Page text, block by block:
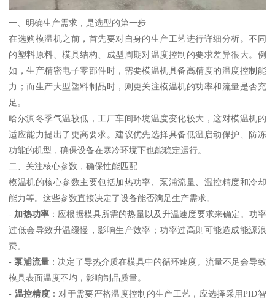
一、明确生产需求，是选型的第一步
在选购模温机之前，首先要对自身的生产工艺进行详细分析。不同
的塑料原料、模具结构、成型周期对温度控制的要求差异很大。例
如，生产精密电子零部件时，需要模温机具备高精度的温度控制能
力；而生产大型塑料制品时，则更关注模温机的功率和流量是否充
足。
哈尔滨冬季气温较低，工厂车间环境温度变化较大，这对模温机的
适应能力提出了更高要求。建议优先选择具备低温启动保护、防冻
功能的机型，确保设备在寒冷环境下也能稳定运行。
二、关注核心参数，确保性能匹配
模温机的核心参数主要包括加热功率、泵浦流量、温控精度和冷却
能力等。这些参数直接决定了设备能否满足生产需求。
- 加热功率 ：应根据模具所需的热量以及升温速度要求来确定。功率
过低会导致升温缓慢，影响生产效率；功率过高则可能造成能源浪
费。
-泵浦流量 ：决定了导热介质在模具中的循环速度。流量不足会导致
模具表面温度不均，影响制品质量。
- 温控精度 ：对于需要严格温度控制的生产工艺，应选择采用PID智